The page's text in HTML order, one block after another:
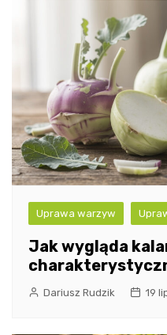
Uprawa warzyw
Jak wygląda
Dariusz Rudzik 19